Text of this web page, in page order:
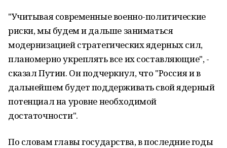
"Учитывая современные военно-политические
риски, мы будем и дальше заниматься
модернизацией стратегических ядерных сил,
планомерно укреплять все их составляющие", -
сказал Путин. Он подчеркнул, что "Россия и в
дальнейшем будет поддерживать свой ядерный
потенциал на уровне необходимой
достаточности".
По словам главы государства, в последние годы